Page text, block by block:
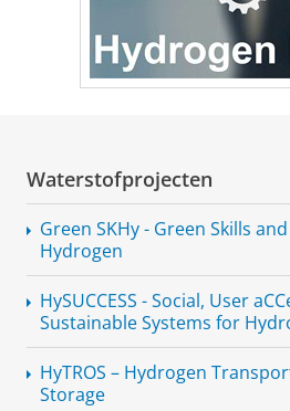
Waterstofprojecten
Green SKHy - Green Skills
Hydrogen
HySUCCESS - Social, User
Sustainable Systems for
HyTROS – Hydrogen
Storage